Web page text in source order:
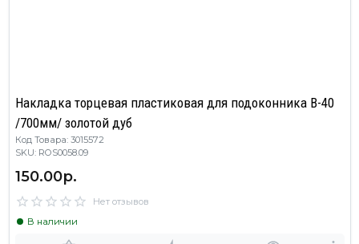
Накладка торцевая пластиковая для подоконника В-40
/700мм/ золотой дуб
Код Товара: 3015572
SKU: ROS0058.09
150.00р.
Нет отзывов
В наличии